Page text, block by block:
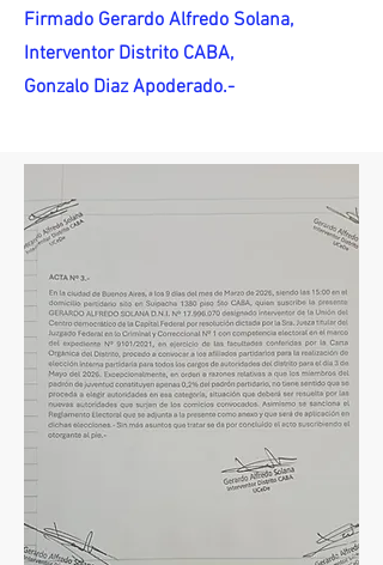
Firmado Gerardo Alfredo Solana,
Interventor Distrito CABA,
Gonzalo Diaz Apoderado.-